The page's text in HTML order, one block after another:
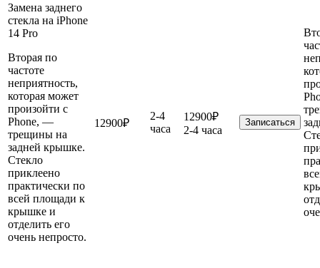
Замена заднего
стекла на iPhone
14 Pro
Вторая по
частоте
неприятность,
которая может
произойти с
Phone, —
трещины на
задней крышке.
Стекло
приклеено
практически по
всей площади к
крышке и
отделить его
очень непросто.
12900₽
2-4
часа
12900₽
2-4 часа
Записаться